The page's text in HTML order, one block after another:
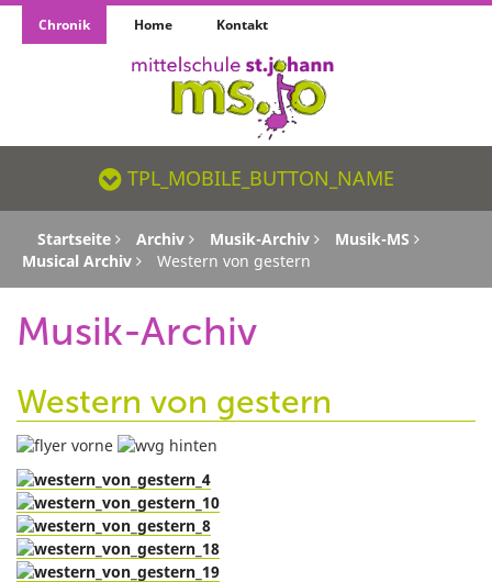
Chronik Home Kontakt
TPL_MOBILE_BUTTON_NAME_SR
TPL_MOBILE_BUTTON_NAME
Startseite Archiv Musik-Archiv
Musik-MS
Musical Archiv
Western von gestern
Musik-Archiv
Western von gestern